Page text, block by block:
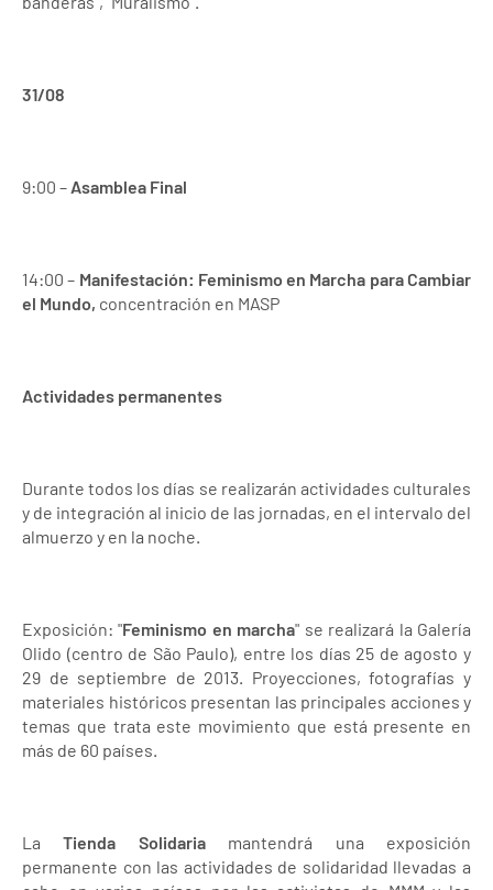
31/08
9:00 – Asamblea Final
14:00 – Manifestación: Feminismo en Marcha para Cambiar
el Mundo, concentración en MASP
Actividades permanentes
Durante todos los días se realizarán actividades culturales
y de integración al inicio de las jornadas, en el intervalo del
almuerzo y en la noche.
Exposición: "Feminismo en marcha" se realizará la Galería
Olido (centro de São Paulo), entre los días 25 de agosto y
29 de septiembre de 2013. Proyecciones, fotografías y
materiales históricos presentan las principales acciones y
temas que trata este movimiento que está presente en
más de 60 países.
LaTienda Solidariamantendrá una exposición
permanente con las actividades de solidaridad llevadas a